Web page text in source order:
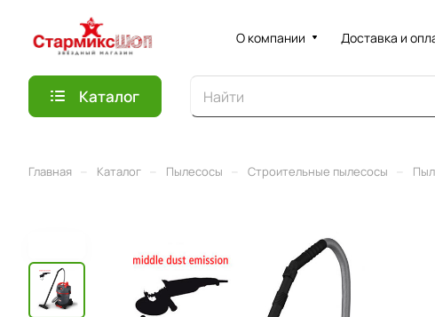
О компании Доставка и
Каталог
Главная Каталог Пылесосы Строительные пылесосы